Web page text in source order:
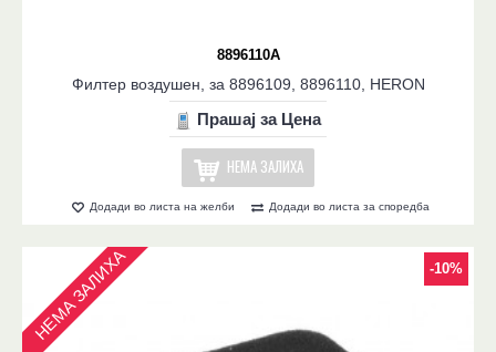
8896110A
Филтер воздушен, за 8896109, 8896110, HERON
Прашај за Цена
НЕМА ЗАЛИХА
Додади во листа на желби Додади во листа за споредба
-10%
НЕМА ЗАЛИХА